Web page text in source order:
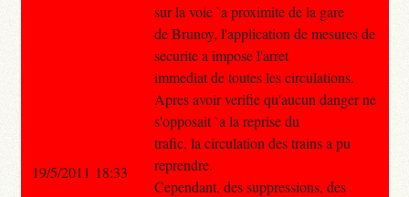
sur la voie `a proximite de la gare
de Brunoy, l'application de mesures de
securite a impose l'arret
immediat de toutes les circulations.
Apres avoir verifie qu'aucun danger ne
s'opposait `a la reprise du
trafic, la circulation des trains a pu
reprendre.
Cependant, des suppressions, des
19/5/2011 18:33